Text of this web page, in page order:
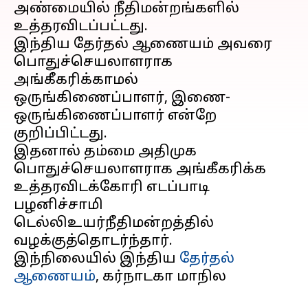
அண்மையில் நீதிமன்றங்களில்
உத்தரவிடப்பட்டது.
இந்திய தேர்தல் ஆணையம் அவரை
பொதுச்செயலாளராக
அங்கீகரிக்காமல்
ஒருங்கிணைப்பாளர், இணை-
ஒருங்கிணைப்பாளர் என்றே
குறிப்பிட்டது.
இதனால் தம்மை அதிமுக
பொதுச்செயலாளராக அங்கீகரிக்க
உத்தரவிடக்கோரி எடப்பாடி
பழனிச்சாமி
டெல்லிஉயர்நீதிமன்றத்தில்
வழக்குத்தொடர்ந்தார்.
இந்நிலையில் இந்திய தேர்தல்
ஆணையம், கர்நாடகா மாநில